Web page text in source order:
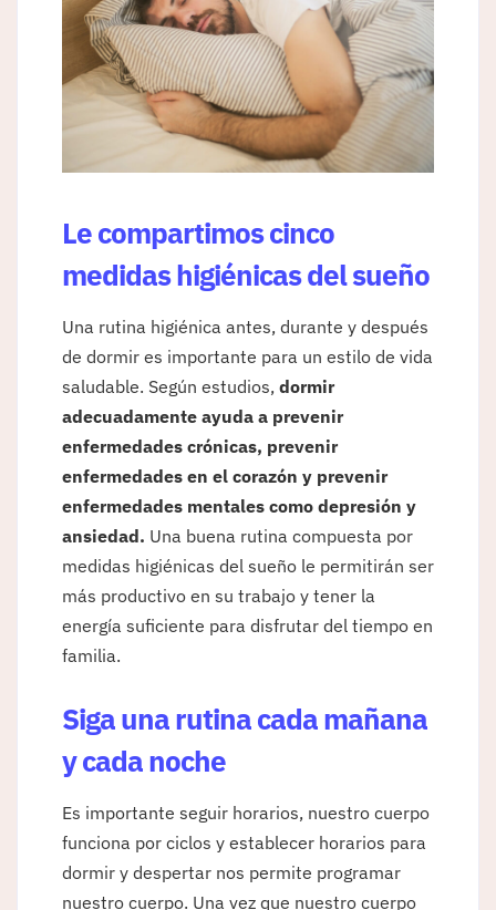
Le compartimos cinco
medidas higiénicas del sueño
Una rutina higiénica antes, durante y después
de dormir es importante para un estilo de vida
saludable. Según estudios, dormir
adecuadamente ayuda a prevenir
enfermedades crónicas, prevenir
enfermedades en el corazón y prevenir
enfermedades mentales como depresión y
ansiedad. Una buena rutina compuesta por
medidas higiénicas del sueño le permitirán ser
más productivo en su trabajo y tener la
energía suficiente para disfrutar del tiempo en
familia.
Siga una rutina cada mañana
y cada noche
Es importante seguir horarios, nuestro cuerpo
funciona por ciclos y establecer horarios para
dormir y despertar nos permite programar
nuestro cuerpo. Una vez que nuestro cuerpo